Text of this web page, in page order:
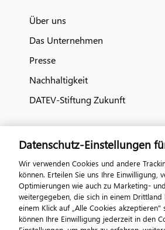
Über uns
Das Unternehmen
Presse
Nachhaltigkeit
DATEV-Stiftung Zukunft
© 2026 DATEV eG
Datenschutz-Einstellungen
Wir verwenden Cookies und andere
können. Erteilen Sie uns Ihre
Optimierungen wie auch zu Marketing-
weitergegeben, die sich in einem
einem Klick auf „Alle Cookies
können Ihre Einwilligung jederzeit in den